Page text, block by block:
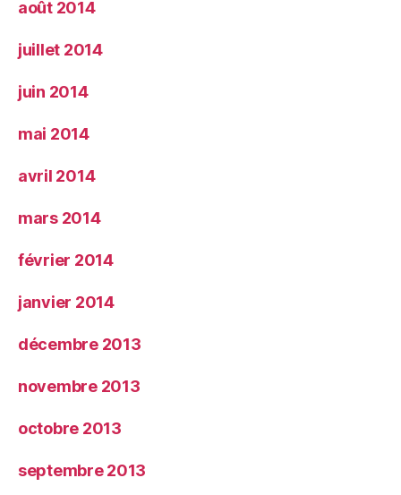
août 2014
juillet 2014
juin 2014
mai 2014
avril 2014
mars 2014
février 2014
janvier 2014
décembre 2013
novembre 2013
octobre 2013
septembre 2013